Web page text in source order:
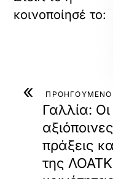
βαθμολογία SEO
Τα πνευματικά
ανήκουν
,
πνευματικής ιδιοκτησίας.
Η αναδημοσίευση
ορίων της
αποσπασμάτων(άρθρο
ενημερωτικούς